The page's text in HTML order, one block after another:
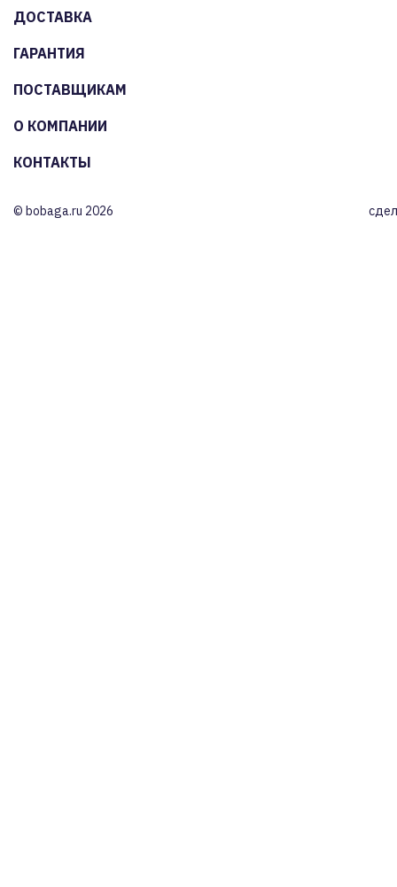
ДОСТАВКА
ГАРАНТИЯ
ПОСТАВЩИКАМ
О КОМПАНИИ
КОНТАКТЫ
© bobaga.ru 2026